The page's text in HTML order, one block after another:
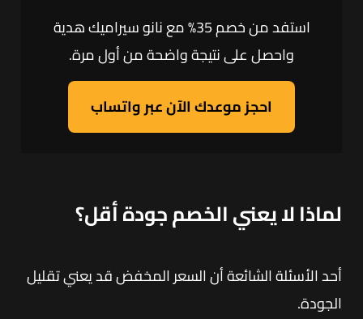
استفد من خصم 35% مع نانو سيراميك هدية
واحصل على نتيجة واضحة من أول مرة.
احجز موعدك الآن عبر واتساب
لماذا لا يعني الخصم جودة أقل؟
أحد الأسئلة الشائعة أن السعر المخفض قد يعني تقليل
الجودة.